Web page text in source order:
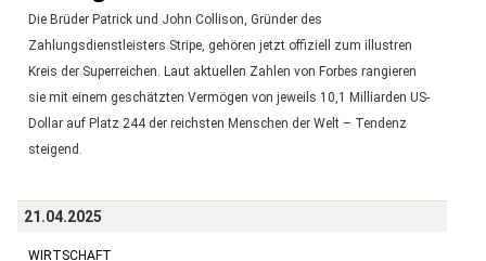
Die Brüder Patrick und John Collison, Gründer des
Zahlungsdienstleisters Stripe, gehören jetzt offiziell zum illustren
Kreis der Superreichen. Laut aktuellen Zahlen von Forbes rangieren
sie mit einem geschätzten Vermögen von jeweils 10,1 Milliarden US-
Dollar auf Platz 244 der reichsten Menschen der Welt – Tendenz
steigend.
21.04.2025
WIRTSCHAFT